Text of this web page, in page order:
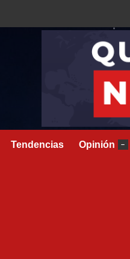
Tendencias Opinión –